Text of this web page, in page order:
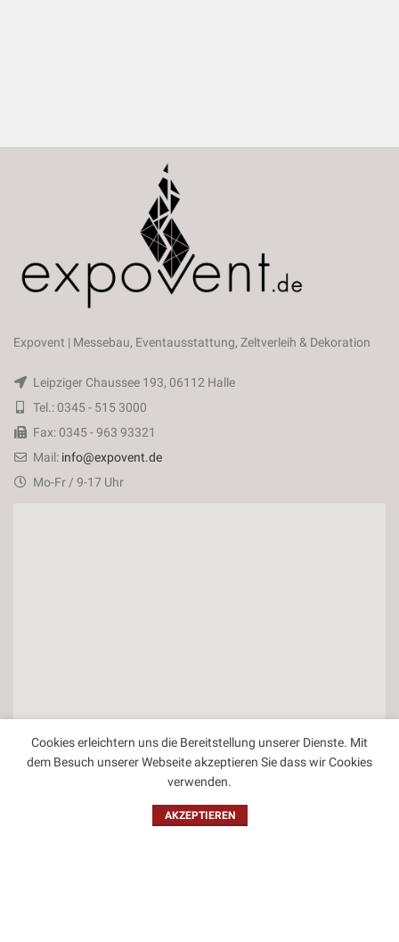
Expovent | Messebau, Eventausstattung, Zeltverleih & Dekoration
Leipziger Chaussee 193, 06112 Halle
Tel.: 0345 - 515 3000
Fax: 0345 - 963 93321
Mail: info@expovent.de
Mo-Fr / 9-17 Uhr
Cookies erleichtern uns die Bereitstellung unserer Dienste. Mit
dem Besuch unserer Webseite akzeptieren Sie dass wir Cookies
verwenden.
AKZEPTIEREN